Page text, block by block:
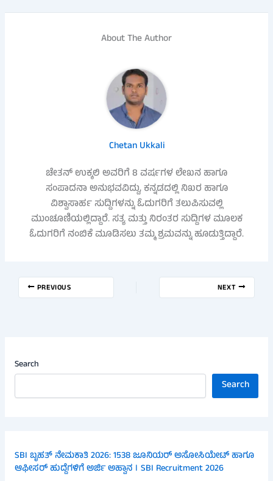
About The Author
Chetan Ukkali
ಚೇತನ್ ಉಕ್ಕಲಿ ಅವರಿಗೆ 8 ವರ್ಷಗಳ ಲೇಖನ ಹಾಗೂ
ಸಂಪಾದನಾ ಅನುಭವವಿದ್ದು, ಕನ್ನಡದಲ್ಲಿ ನಿಖರ ಹಾಗೂ
ವಿಶ್ವಾಸಾರ್ಹ ಸುದ್ದಿಗಳನ್ನು ಓದುಗರಿಗೆ ತಲುಪಿಸುವಲ್ಲಿ
ಮುಂಚೂಣಿಯಲ್ಲಿದ್ದಾರೆ. ಸತ್ಯ ಮತ್ತು ನಿರಂತರ ಸುದ್ದಿಗಳ ಮೂಲಕ
ಓದುಗರಿಗೆ ನಂಬಿಕೆ ಮೂಡಿಸಲು ತಮ್ಮ ಶ್ರಮವನ್ನು ಹೂಡುತ್ತಿದ್ದಾರೆ.
PREVIOUS NEXT
Search
Search
SBI ಬೃಹತ್ ನೇಮಕಾತಿ 2026: 1538 ಜೂನಿಯರ್ ಅಸೋಸಿಯೇಟ್ ಹಾಗೂ
ಆಫೀಸರ್ ಹುದ್ದೆಗಳಿಗೆ ಅರ್ಜಿ ಅಹ್ವಾನ । SBI Recruitment 2026